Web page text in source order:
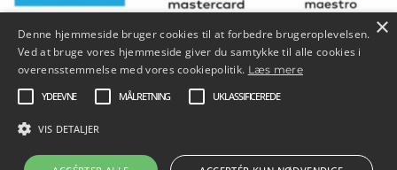
Copyright © 2026 SySL |Credits
×
Denne hjemmeside bruger cookies til at forbedre brugeroplevelsen.
Ved at bruge vores hjemmeside giver du samtykke til alle cookies i
overensstemmelse med vores cookiepolitik. Læs mere
YDEEVNE
MÅLRETNING UKLASSIFICEREDE
VIS DETALJER